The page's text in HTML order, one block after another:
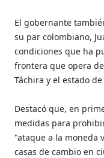
El gobernante
su par colombiano,
condiciones que ha
frontera que opera
Táchira y el estado
Destacó que, en
medidas para
"ataque a la moneda
casas de cambio en